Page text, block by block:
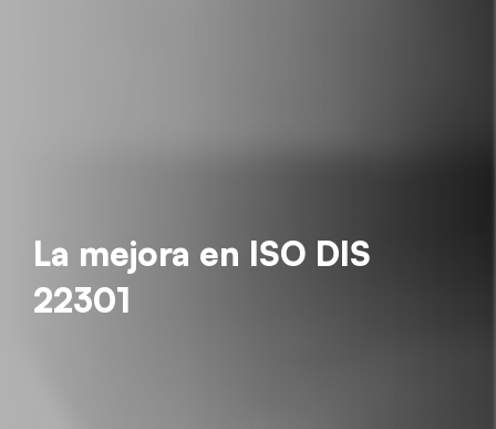
La mejora en ISO DIS
22301